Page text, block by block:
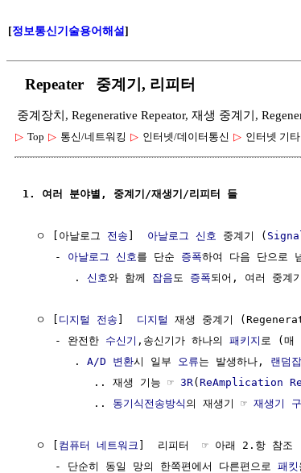
[정보통신기술용어해설]
Repeater 중계기, 리피터
중계장치, Regenerative Repeator, 재생 중계기,
▷ Top ▷ 통신/네트워킹 ▷ 인터넷/데이터통신 ▷ 인터넷 기타
1. 여러 분야별, 중계기/재생기/리피터 들
  ㅇ [아날로그
전송 ] 아날로그 신호 중계기 (
     -
아날로그 신호를 단순 증폭하여 다음 단으로
        .
신호와 함께 잡음 도 증폭되어, 여러 중계
  ㅇ [
디지털 전송 ] 디지털
재생 중계기
     - 완전한
수신기 ,송신기가 하나의 패키지 로 (매
        .
A/D 변환시 일부 오류는 발생하나, 랜덤
           .. 재생 기능 ☞
3R(ReAmplication
           ..
동기식전송방식 의 재생기 ☞ 재생기
  ㅇ [
컴퓨터 네트워크 ]  리피터  ☞ 아래 2.항 참조
     - 단순히 동일 망의 한쪽편에서 다른편으로
패킷